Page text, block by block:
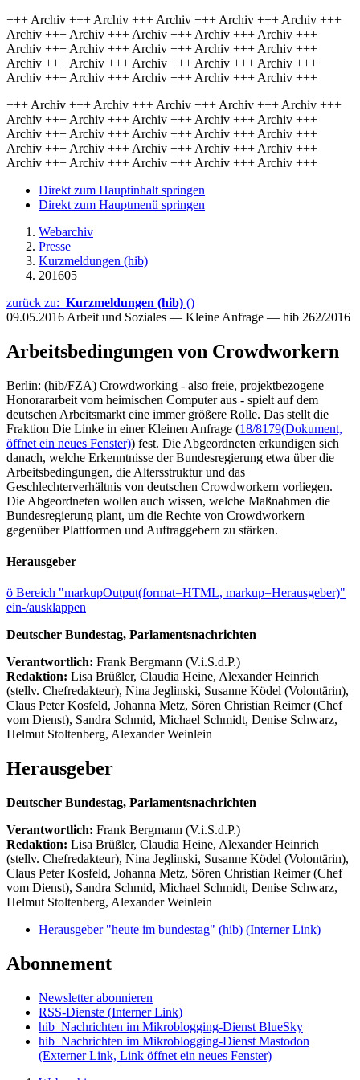
+++ Archiv +++ Archiv +++ Archiv +++ Archiv +++ Archiv +++
Archiv +++ Archiv +++ Archiv +++ Archiv +++ Archiv +++
Archiv +++ Archiv +++ Archiv +++ Archiv +++ Archiv +++
Archiv +++ Archiv +++ Archiv +++ Archiv +++ Archiv +++
Archiv +++ Archiv +++ Archiv +++ Archiv +++ Archiv +++
+++ Archiv +++ Archiv +++ Archiv +++ Archiv +++ Archiv +++
Archiv +++ Archiv +++ Archiv +++ Archiv +++ Archiv +++
Archiv +++ Archiv +++ Archiv +++ Archiv +++ Archiv +++
Archiv +++ Archiv +++ Archiv +++ Archiv +++ Archiv +++
Archiv +++ Archiv +++ Archiv +++ Archiv +++ Archiv +++
Direkt zum Hauptinhalt springen
Direkt zum Hauptmenü springen
Webarchiv
Presse
Kurzmeldungen (hib)
201605
zurück zu: Kurzmeldungen (hib) ()
09.05.2016 Arbeit und Soziales — Kleine Anfrage — hib 262/2016
Arbeitsbedingungen von Crowdworkern
Berlin: (hib/FZA) Crowdworking - also freie, projektbezogene
Honorararbeit vom heimischen Computer aus - spielt auf dem
deutschen Arbeitsmarkt eine immer größere Rolle. Das stellt die
Fraktion Die Linke in einer Kleinen Anfrage (18/8179(Dokument,
öffnet ein neues Fenster)) fest. Die Abgeordneten erkundigen sich
danach, welche Erkenntnisse der Bundesregierung etwa über die
Arbeitsbedingungen, die Altersstruktur und das
Geschlechterverhältnis von deutschen Crowdworkern vorliegen.
Die Abgeordneten wollen auch wissen, welche Maßnahmen die
Bundesregierung plant, um die Rechte von Crowdworkern
gegenüber Plattformen und Auftraggebern zu stärken.
Herausgeber
ö Bereich "markupOutput(format=HTML, markup=Herausgeber)"
ein-/ausklappen
Deutscher Bundestag, Parlamentsnachrichten
Verantwortlich: Frank Bergmann (V.i.S.d.P.)
Redaktion: Lisa Brüßler, Claudia Heine, Alexander Heinrich
(stellv. Chefredakteur), Nina Jeglinski, Susanne Ködel (Volontärin),
Claus Peter Kosfeld, Johanna Metz, Sören Christian Reimer (Chef
vom Dienst), Sandra Schmid, Michael Schmidt, Denise Schwarz,
Helmut Stoltenberg, Alexander Weinlein
Herausgeber
Deutscher Bundestag, Parlamentsnachrichten
Verantwortlich: Frank Bergmann (V.i.S.d.P.)
Redaktion: Lisa Brüßler, Claudia Heine, Alexander Heinrich
(stellv. Chefredakteur), Nina Jeglinski, Susanne Ködel (Volontärin),
Claus Peter Kosfeld, Johanna Metz, Sören Christian Reimer (Chef
vom Dienst), Sandra Schmid, Michael Schmidt, Denise Schwarz,
Helmut Stoltenberg, Alexander Weinlein
Herausgeber "heute im bundestag" (hib) (Interner Link)
Abonnement
Newsletter abonnieren
RSS-Dienste (Interner Link)
hib_Nachrichten im Mikroblogging-Dienst BlueSky
hib_Nachrichten im Mikroblogging-Dienst Mastodon
(Externer Link, Link öffnet ein neues Fenster)